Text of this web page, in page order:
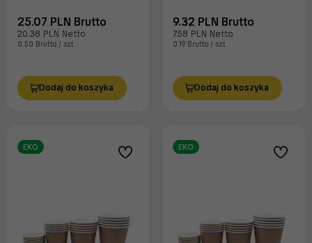
25.07 PLN Brutto
20.38 PLN Netto
0.50 Brutto / szt.
Dodaj do koszyka
9.32 PLN Brutto
7.58 PLN Netto
0.19 Brutto / szt.
Dodaj do koszyka
EKO EKO